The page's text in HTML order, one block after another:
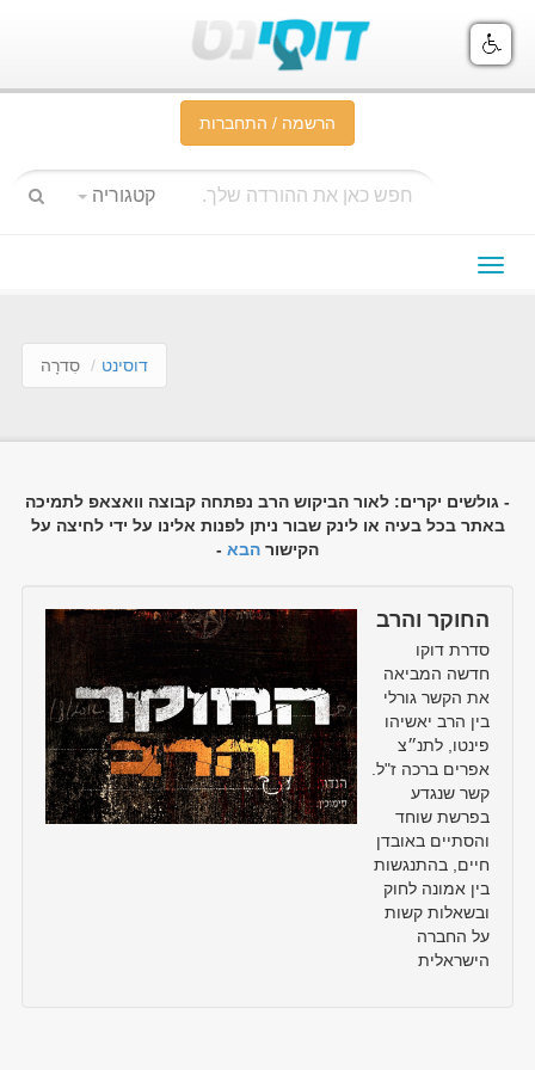
הרשמה / התחברות
קטגוריה
תפריט
דוסינט סִדרָה
- גולשים יקרים: לאור הביקוש הרב נפתחה קבוצה וואצאפ לתמיכה
באתר בכל בעיה או לינק שבור ניתן לפנות אלינו על ידי לחיצה על
הקישור הבא -
החוקר והרב
סדרת דוקו
חדשה המביאה
את הקשר גורלי
בין הרב יאשיהו
פינטו, לתנ״צ
אפרים ברכה ז"ל.
קשר שנגדע
בפרשת שוחד
והסתיים באובדן
חיים, בהתנגשות
בין אמונה לחוק
ובשאלות קשות
על החברה
הישראלית